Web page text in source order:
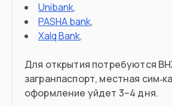
Unibank,
PASHA bank,
Xalq Bank,
Для открытия потребуются
загранпаспорт, местная
оформление уйдет 3–4 дня.